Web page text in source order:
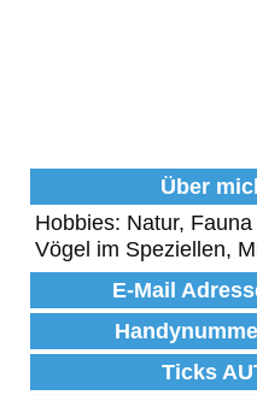
Über
Hobbies: Natur,
Vögel im Speziellen,
E-Mail
Ticks